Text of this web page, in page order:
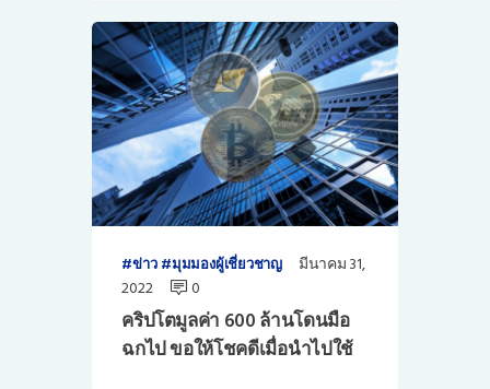
ข่าว มุมมองผู้เชี่ยวชาญ
มีนาคม 31,
2022
0
คริปโตมูลค่า 600 ล้านโดนมือ
ฉกไป ขอให้โชคดีเมื่อนำไปใช้